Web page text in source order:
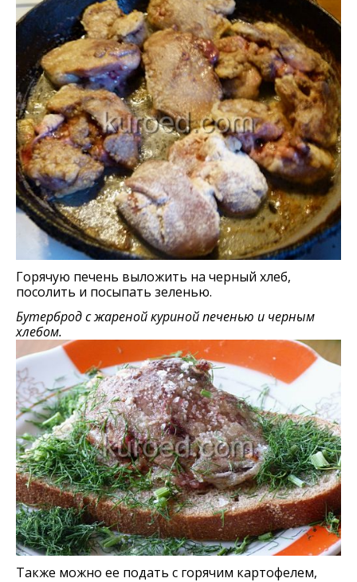
Горячую печень выложить на черный хлеб,
посолить и посыпать зеленью.
Бутерброд с жареной куриной печенью и черным
хлебом.
Также можно ее подать с горячим картофелем,